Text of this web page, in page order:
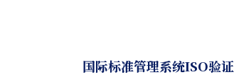
国际标准管理系统ISO验证